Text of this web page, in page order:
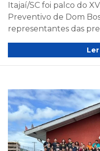
Itajaí/SC foi palco do
Preventivo de Dom
representantes das